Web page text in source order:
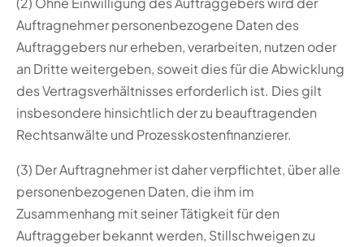
Auftragnehmer personenbezogene Daten des
Auftraggebers nur erheben, verarbeiten, nutzen oder
an Dritte weitergeben, soweit dies für die Abwicklung
des Vertragsverhältnisses erforderlich ist. Dies gilt
insbesondere hinsichtlich der zu beauftragenden
Rechtsanwälte und Prozesskostenfinanzierer.
(3) Der Auftragnehmer ist daher verpflichtet, über alle
personenbezogenen Daten, die ihm im
Zusammenhang mit seiner Tätigkeit für den
Auftraggeber bekannt werden, Stillschweigen zu